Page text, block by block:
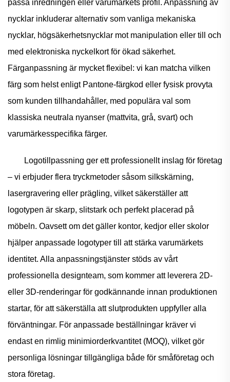
passa inredningen eller varumärkets profil. Anpassning av
nycklar inkluderar alternativ som vanliga mekaniska
nycklar, högsäkerhetsnycklar mot manipulation eller till och
med elektroniska nyckelkort för ökad säkerhet.
Färganpassning är mycket flexibel: vi kan matcha vilken
färg som helst enligt Pantone-färgkod eller fysisk provyta
som kunden tillhandahåller, med populära val som
klassiska neutrala nyanser (mattvita, grå, svart) och
varumärkesspecifika färger.
Logotillpassning ger ett professionellt inslag för företag
– vi erbjuder flera tryckmetoder såsom silkskärning,
lasergravering eller prägling, vilket säkerställer att
logotypen är skarp, slitstark och perfekt placerad på
möbeln. Oavsett om det gäller kontor, kedjor eller skolor
hjälper anpassade logotyper till att stärka varumärkets
identitet. Alla anpassningstjänster stöds av vårt
professionella designteam, som kommer att leverera 2D-
eller 3D-renderingar för godkännande innan produktionen
startar, för att säkerställa att slutprodukten uppfyller alla
förväntningar. För anpassade beställningar kräver vi
endast en rimlig minimiorderkvantitet (MOQ), vilket gör
personliga lösningar tillgängliga både för småföretag och
stora företag.